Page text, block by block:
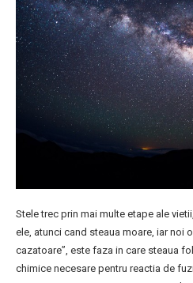
Stele trec prin mai multe etape ale
ele, atunci cand steaua moare, iar noi
cazatoare”, este faza in care steaua
chimice necesare pentru reactia de